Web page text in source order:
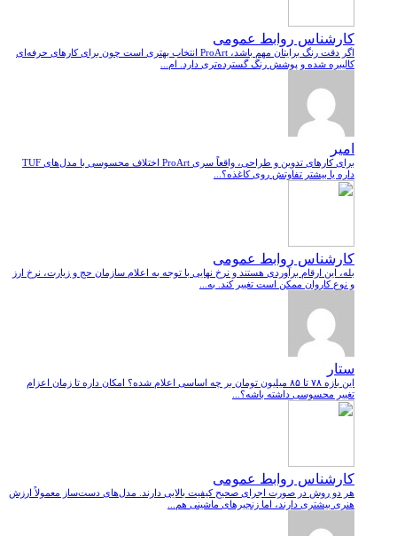
کارشناس روابط عمومی
اگر دقت رنگ برایتان مهم باشد، ProArt انتخاب بهتری است چون برای کارهای حرفه‌ای
کالیبره شده و پوشش رنگ گسترده‌تری دارد. ام...
امیر
برای کارهای تدوین و طراحی، واقعاً سری ProArt اختلاف محسوسی با مدل‌های TUF
داره یا بیشتر تفاوتش روی کاغذه؟...
کارشناس روابط عمومی
بله، این ارقام برآوردی هستند و نرخ نهایی با توجه به اعلام سازمان حج و زیارت، نرخ ارز
و نوع کاروان ممکن است تغییر کند. به...
ستار
این بازه ۷۸ تا ۸۵ میلیون تومان بر چه اساسی اعلام شده؟ امکان داره تا زمان اعزام
تغییر محسوسی داشته باشه؟...
کارشناس روابط عمومی
هر دو روش در صورت اجرای صحیح کیفیت بالایی دارند. مدل‌های دست‌ساز معمولاً ارزش
هنری بیشتری دارند، اما زنجیرهای ماشینی هم...